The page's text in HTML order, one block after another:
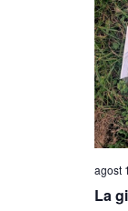
agost
La